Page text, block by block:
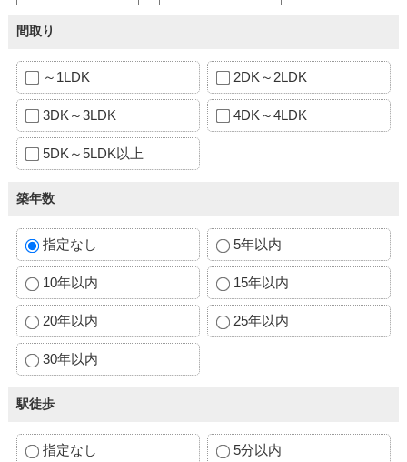
間取り
～1LDK 2DK～2LDK
3DK～3LDK 4DK～4LDK
5DK～5LDK以上
築年数
指定なし 5年以内
10年以内 15年以内
20年以内 25年以内
30年以内
駅徒歩
指定なし 5分以内